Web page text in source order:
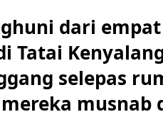
dari
Tatai
selepas
musnab